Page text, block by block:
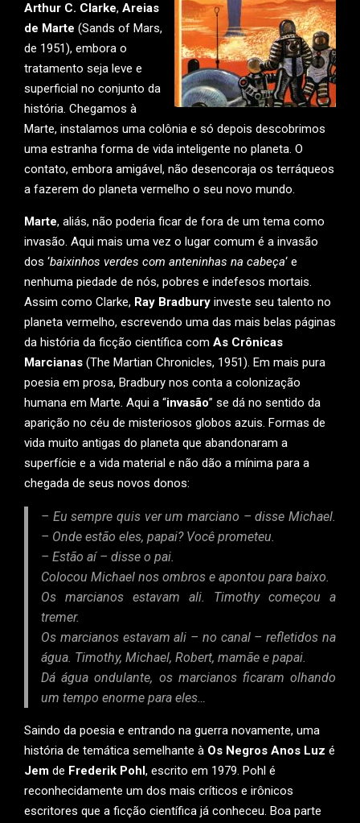
Arthur C. Clarke, Areias
de Marte (Sands of Mars,
de 1951), embora o
tratamento seja leve e
superficial no conjunto da
história. Chegamos à
Marte, instalamos uma colônia e só depois descobrimos
uma estranha forma de vida inteligente no planeta. O
contato, embora amigável, não desencoraja os terráqueos
a fazerem do planeta vermelho o seu novo mundo.
Marte, aliás, não poderia ficar de fora de um tema como
invasão. Aqui mais uma vez o lugar comum é a invasão
dos ‘baixinhos verdes com anteninhas na cabeça‘ e
nenhuma piedade de nós, pobres e indefesos mortais.
Assim como Clarke, Ray Bradbury investe seu talento no
planeta vermelho, escrevendo uma das mais belas páginas
da história da ficção científica com As Crônicas
Marcianas (The Martian Chronicles, 1951). Em mais pura
poesia em prosa, Bradbury nos conta a colonização
humana em Marte. Aqui a “invasão” se dá no sentido da
aparição no céu de misteriosos globos azuis. Formas de
vida muito antigas do planeta que abandonaram a
superfície e a vida material e não dão a mínima para a
chegada de seus novos donos:
– Eu sempre quis ver um marciano – disse Michael.
– Onde estão eles, papai? Você prometeu.
– Estão aí– disse o pai.
Colocou Michael nos ombros e apontou para baixo.
Os marcianos estavam ali. Timothy começou a
tremer.
Os marcianos estavam ali – no canal – refletidos na
água. Timothy, Michael, Robert, mamãe e papai.
Dá água ondulante, os marcianos ficaram olhando
um tempo enorme para eles…
Saindo da poesia e entrando na guerra novamente, uma
história de temática semelhante à Os Negros Anos Luz é
Jem de Frederik Pohl , escrito em 1979. Pohl é
reconhecidamente um dos mais críticos e irônicos
escritores que a ficção científica já conheceu. Boa parte